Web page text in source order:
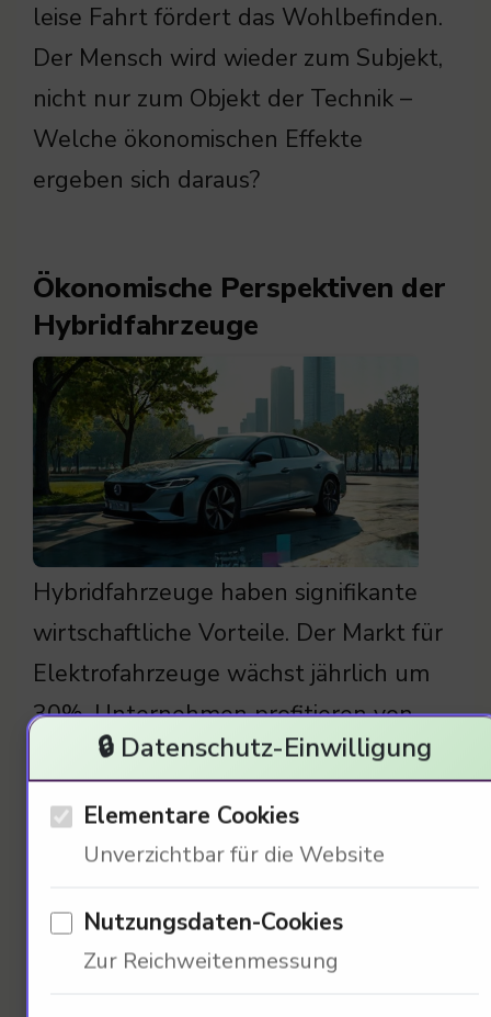
leise Fahrt fördert das Wohlbefinden.
Der Mensch wird wieder zum Subjekt,
nicht nur zum Objekt der Technik –
Welche ökonomischen Effekte
ergeben sich daraus?
Ökonomische Perspektiven der
Hybridfahrzeuge
Hybridfahrzeuge haben signifikante
wirtschaftliche Vorteile. Der Markt für
Elektrofahrzeuge wächst jährlich um
30%. Unternehmen profitieren von
staatlichen Subventionen. Diese
neuer Arbeitsplätze. Der Wandel in
politischen Maßnahmen unterstützen
diesen Wandel?
🔒 Datenschutz-Einwilligung
Elementare Cookies
Unverzichtbar für die Website
Nutzungsdaten-Cookies
Zur Reichweitenmessung